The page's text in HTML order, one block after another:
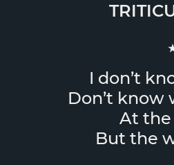
I don’t
Don’t know
At the
But the